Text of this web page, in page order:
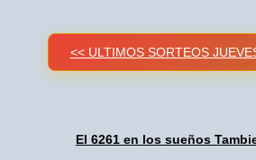
<< ULTIMOS SORTEOS
El 6261 en los sueños